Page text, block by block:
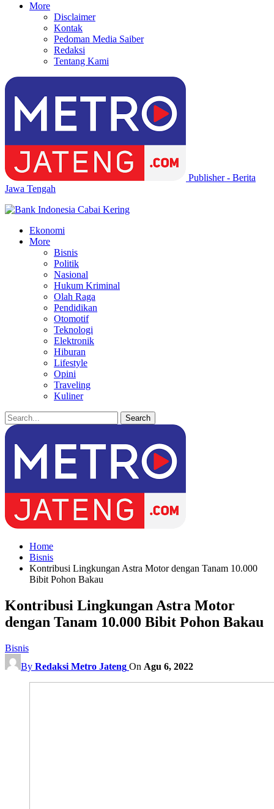
More
Disclaimer
Kontak
Pedoman Media Saiber
Redaksi
Tentang Kami
Publisher - Berita
Jawa Tengah
Ekonomi
More
Bisnis
Politik
Nasional
Hukum Kriminal
Olah Raga
Pendidikan
Otomotif
Teknologi
Elektronik
Hiburan
Lifestyle
Opini
Traveling
Kuliner
Posts
Tags
Home
Bisnis
Kontribusi Lingkungan Astra Motor dengan Tanam 10.000
Bibit Pohon Bakau
Kontribusi Lingkungan Astra Motor
dengan Tanam 10.000 Bibit Pohon Bakau
Bisnis
By Redaksi Metro Jateng On Agu 6, 2022